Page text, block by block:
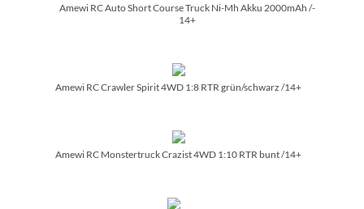
Amewi RC Auto Short Course Truck Ni-Mh Akku 2000mAh /­
14+
Amewi RC Crawler Spirit 4WD 1:8 RTR grün/­schwarz /­14+
Amewi RC Monstertruck Crazist 4WD 1:10 RTR bunt /­14+